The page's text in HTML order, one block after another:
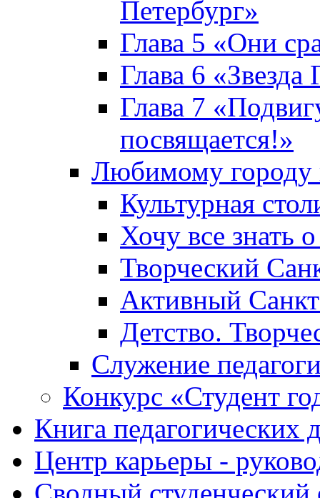
Петербург»
Глава 5 «Они
Глава 6 «Звезда
Глава 7
посвящается!»
Любимому городу
Культурная
Хочу все знать
Творческий
Активный
Детство.
Служение
Конкурс «Студент
Книга педагогических
Центр карьеры -